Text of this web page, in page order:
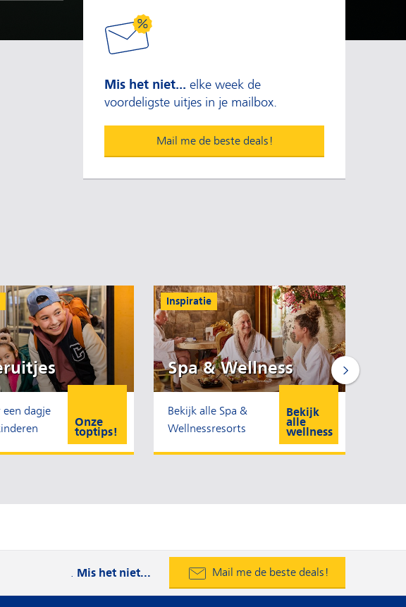
Mis het niet... elke week de
voordeligste uitjes in je mailbox.
Mail me de beste deals!
een dagje
Onze
toptips!
Spa & Wellness
Bekijk alle Spa &
Wellnessresorts
Bekijk
alle
wellness
Inspiratie
Mis het niet... Mail me de beste deals!